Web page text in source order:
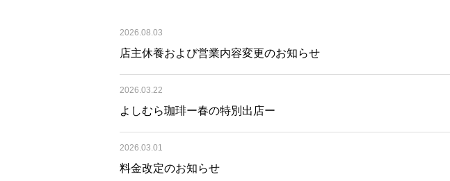
2026.08.03
店主休養および営業内容変更のお知らせ
2026.03.22
よしむら珈琲ー春の特別出店ー
2026.03.01
料金改定のお知らせ